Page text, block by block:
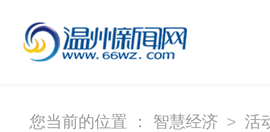
您当前的位置 ： 智慧经济 > 活